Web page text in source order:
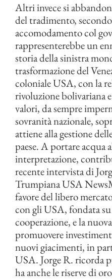
Altri invece si
del tradimento,
accomodamento col
rappresenterebbe un
storia della sinistra
trasformazione del
coloniale USA, con la
rivoluzione bolivariana
valori, da sempre
sovranità nazionale,
attiene alla gestione
paese. A portare acqua
interpretazione,
recente intervista di
Trumpiana USA
favore del libero
con gli USA, fondata
cooperazione, e la
promuovere
nuovi giacimenti, in
USA. Jorge R. ricorda
ha anche le riserve di